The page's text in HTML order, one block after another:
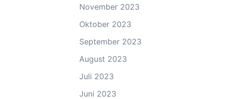
November 2023
Oktober 2023
September 2023
August 2023
Juli 2023
Juni 2023